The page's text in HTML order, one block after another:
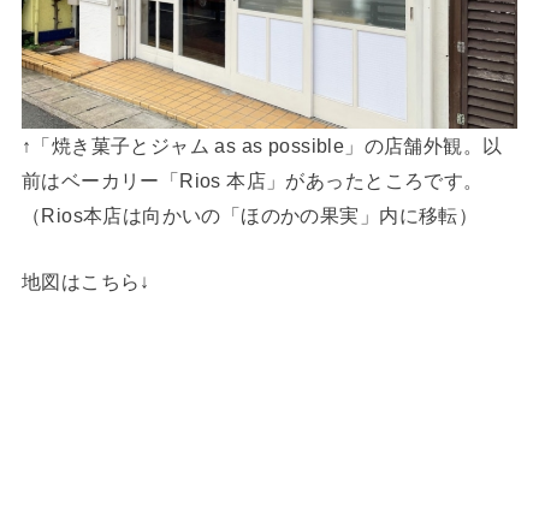
↑「焼き菓子とジャム as as possible」の店舗外観。以
前はベーカリー「Rios 本店」があったところです。
（Rios本店は向かいの「ほのかの果実」内に移転）
地図はこちら↓